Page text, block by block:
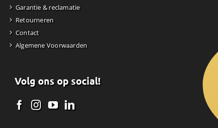
Garantie & reclamatie
Retourneren
Contact
Algemene Voorwaarden
Volg ons op social!